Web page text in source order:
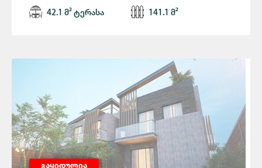
42.1 მ² ტერასა 141.1 მ²
გაყიდულია